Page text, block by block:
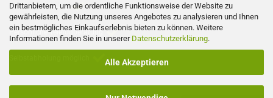
Drittanbietern, um die ordentliche Funktionsweise der Website zu
gewährleisten, die Nutzung unseres Angebotes zu analysieren und Ihnen
ein bestmögliches Einkaufserlebnis bieten zu können. Weitere
Informationen finden Sie in unserer Datenschutzerklärung.
Alle Akzeptieren
Schnelle Lieferung
Persönliche Telefonberatung